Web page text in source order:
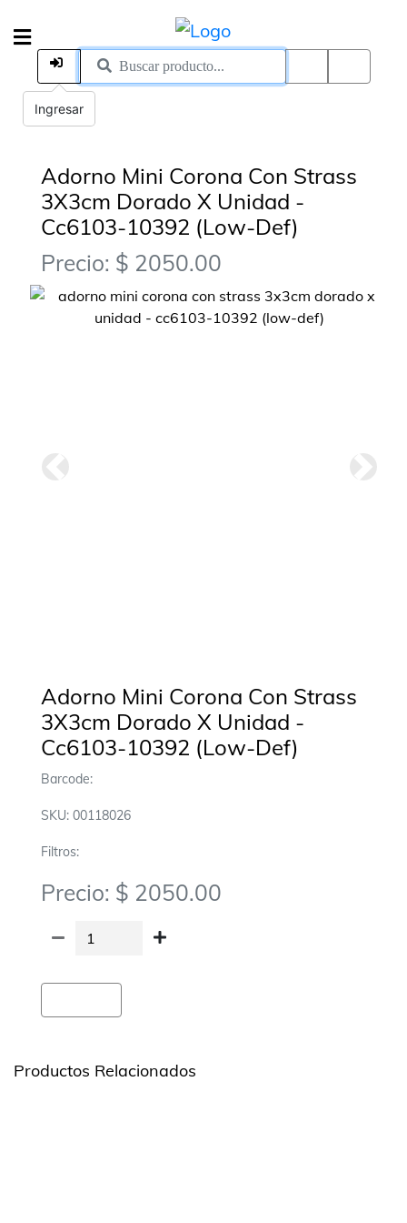
Adorno Mini Corona Con Strass
3X3cm Dorado X Unidad -
Cc6103-10392 (Low-Def)
Precio: $ 2050.00
Adorno Mini Corona Con Strass
3X3cm Dorado X Unidad -
Cc6103-10392 (Low-Def)
Barcode:
SKU: 00118026
Filtros:
Precio: $ 2050.00
Productos Relacionados
Ingresar